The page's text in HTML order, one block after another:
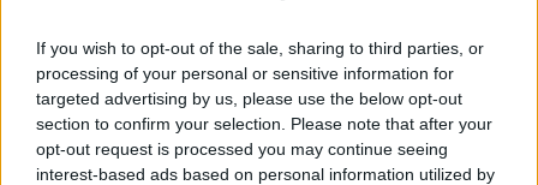
If you wish to opt-out of the sale, sharing to third parties, or
processing of your personal or sensitive information for
targeted advertising by us, please use the below opt-out
section to confirm your selection. Please note that after your
opt-out request is processed you may continue seeing
interest-based ads based on personal information utilized by